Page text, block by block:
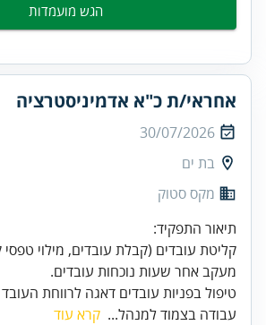
הגש מועמדות
אחראי/ת כ"א אדמיניסטרציה
30/07/2026
בת ים
מקס סטוק
טיפול בפניות עובדים דאגה לרווחת
עבודה בצמוד למנהל... קרא עוד